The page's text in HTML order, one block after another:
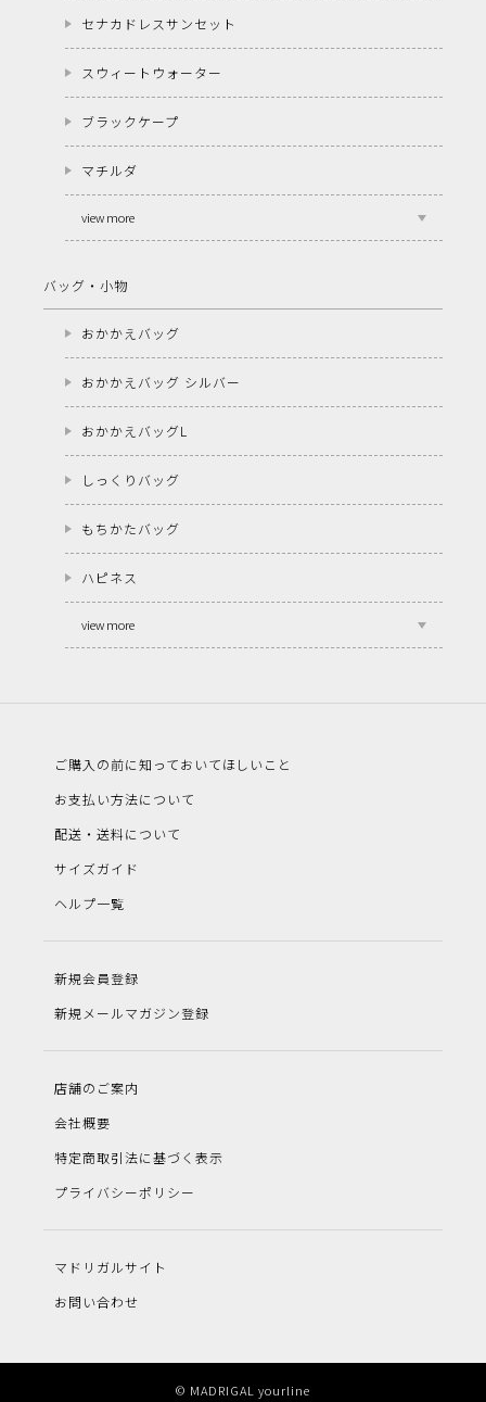
セナカドレスサンセット
スウィートウォーター
ブラックケープ
マチルダ
view more
バッグ・小物
おかかえバッグ
おかかえバッグ シルバー
おかかえバッグL
しっくりバッグ
もちかたバッグ
ハピネス
view more
ご購入の前に知っておいてほしいこと
お支払い方法について
配送・送料について
サイズガイド
ヘルプ一覧
新規会員登録
新規メールマガジン登録
店舗のご案内
会社概要
特定商取引法に基づく表示
プライバシーポリシー
マドリガルサイト
お問い合わせ
© MADRIGAL yourline